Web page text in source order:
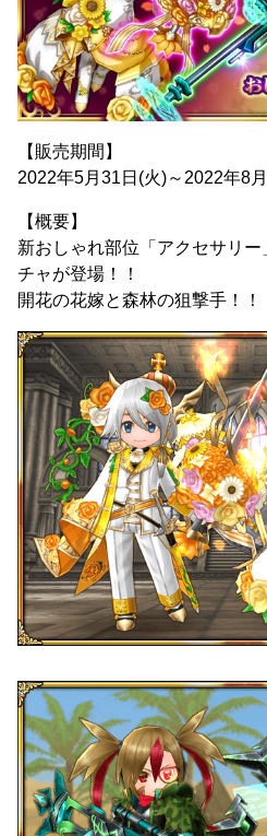
【販売期間】
2022年5月31日(火)～2022年8
【概要】
新おしゃれ部位「アクセサリ
チャが登場！！
開花の花嫁と森林の狙撃手！！